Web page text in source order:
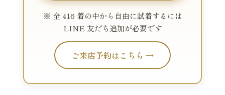
※ 全 416 着の中から自由に試着するには
LINE 友だち追加が必要です
ご来店予約はこちら →